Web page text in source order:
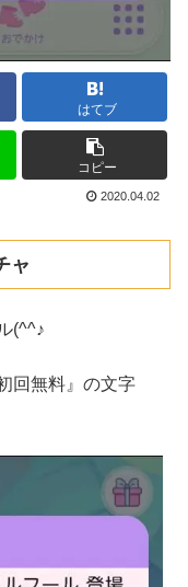
はてブ
コピー
2020.04.02
ャ
(^^♪
回無料』の文字